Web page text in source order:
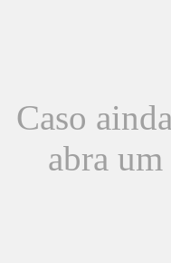
Caso
abra